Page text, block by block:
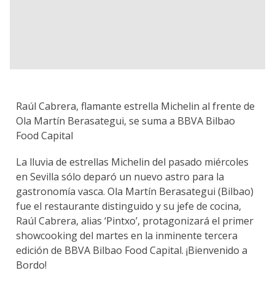
Raúl Cabrera, flamante estrella Michelin al frente de
Ola Martín Berasategui, se suma a BBVA Bilbao
Food Capital
La lluvia de estrellas Michelin del pasado miércoles
en Sevilla sólo deparó un nuevo astro para la
gastronomía vasca. Ola Martín Berasategui (Bilbao)
fue el restaurante distinguido y su jefe de cocina,
Raúl Cabrera, alias ‘Pintxo’, protagonizará el primer
showcooking del martes en la inminente tercera
edición de BBVA Bilbao Food Capital. ¡Bienvenido a
Bordo!